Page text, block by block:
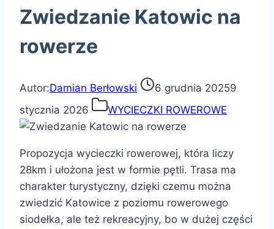
Zwiedzanie Katowic na
rowerze
Autor:Damian Berłowski 6 grudnia 20259
stycznia 2026
WYCIECZKI ROWEROWE
Propozycja wycieczki rowerowej, która liczy
28km i ułożona jest w formie pętli. Trasa ma
charakter turystyczny, dzięki czemu można
zwiedzić Katowice z poziomu rowerowego
siodełka, ale też rekreacyjny, bo w dużej części